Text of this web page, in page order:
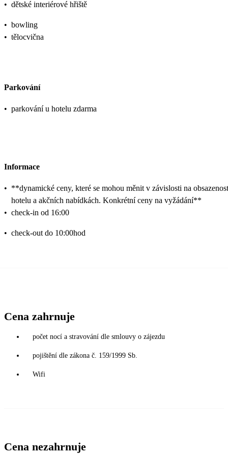
• dětské interiérové hřiště
• bowling
• tělocvična
Parkování
• parkování u hotelu zdarma
Informace
• **dynamické ceny, které se mohou měnit v závislosti na
hotelu a akčních nabídkách. Konkrétní ceny na vyžádání**
• check-in od 16:00
• check-out do 10:00hod
Cena zahrnuje
počet nocí a stravování dle smlouvy o zájezdu
pojištění dle zákona č. 159/1999 Sb.
Wifi
Cena nezahrnuje